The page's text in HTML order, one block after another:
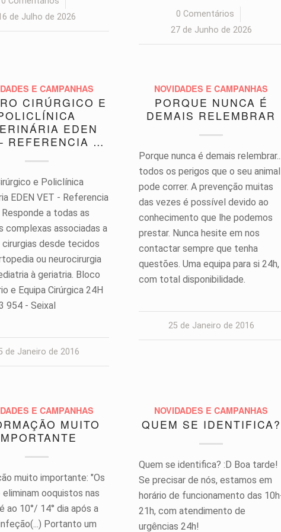
de Julho de 2026
0 Comentários
/
27 de Junho de 2026
E CAMPANHAS
CIRÚRGICO E
EDEN
REFERENCIA …
e Policlínica
EDEN VET - Referencia
Responde a todas as
complexas associadas a
cirurgias desde tecidos
ou neurocirurgia
à geriatria. Bloco
e Equipa Cirúrgica 24H
954 - Seixal
de Janeiro de 2016
NOVIDADES E CAMPANHAS
PORQUE NUNCA É
DEMAIS RELEMBRAR
Porque nunca é demais
todos os perigos que o seu animal
pode correr. A prevenção muitas
das vezes é possível devido ao
conhecimento que lhe podemos
prestar. Nunca hesite em nos
contactar sempre que tenha
questões. Uma equipa para si 24h,
com total disponibilidade.
25 de Janeiro de 2016
E CAMPANHAS
MUITO
muito importante: "Os
ooquistos nas
ao 10°/ 14° dia após a
Portanto um
NOVIDADES E CAMPANHAS
QUEM SE IDENTIFICA?
Quem se identifica? :D Boa tarde!
Se precisar de nós, estamos em
horário de funcionamento das
21h, com atendimento de
urgências 24h!